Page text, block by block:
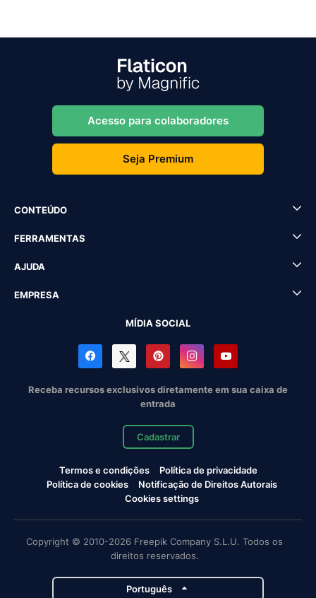
Acesso para colaboradores
Seja Premium
CONTEÚDO
FERRAMENTAS
AJUDA
EMPRESA
MÍDIA SOCIAL
Receba recursos exclusivos diretamente em sua caixa de
entrada
Cadastrar
Termos e condições
Política de privacidade
Política de cookies
Notificação de Direitos Autorais
Cookies settings
Copyright © 2010-2026 Freepik Company S.L.U. Todos os
direitos reservados.
Português